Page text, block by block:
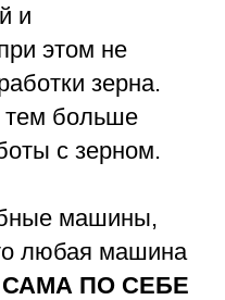
и
этом не
зерна.
больше
с зерном.
машины,
любая машина
САМА ПО СЕБЕ